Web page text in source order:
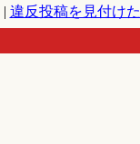
| 違反投稿を見付け